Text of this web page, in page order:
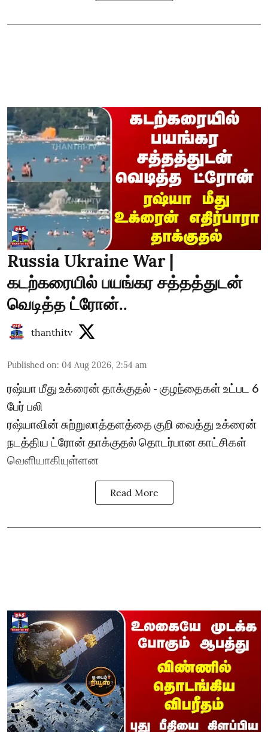
Russia Ukraine War |
கடற்கரையில் பயங்கர சத்தத்துடன்
வெடித்த ட்ரோன்..
thanthitv
Published on: 04 Aug 2026, 2:54 am
ரஷ்யா மீது உக்ரைன் தாக்குதல் - குழந்தைகள் உட்பட 6
பேர் பலி
ரஷ்யாவின் சுற்றுலாத்தளத்தை குறி வைத்து உக்ரைன்
நடத்திய ட்ரோன் தாக்குதல் தொடர்பான காட்சிகள்
வெளியாகியுள்ளன
Read More